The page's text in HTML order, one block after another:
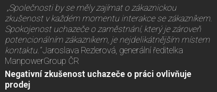
„Společnosti by se měly zajímat o zákaznickou
zkušenost v každém momentu interakce se zákazníkem.
Spokojenost uchazeče o zaměstnání, který je zároveň
potencionálním zákazníkem, je nejdelikátnějším místem
kontaktu.“Jaroslava Rezlerová, generální ředitelka
ManpowerGroup ČR
Negativní zkušenost uchazeče o práci ovlivňuje
prodej